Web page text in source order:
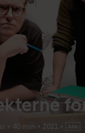
• 40 min • 2021 •